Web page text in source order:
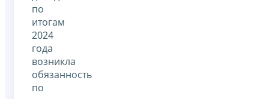
по
итогам
2024
года
возникла
обязанность
по